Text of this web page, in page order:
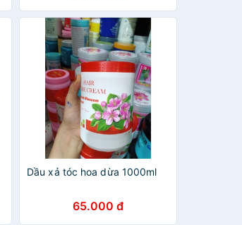
Dầu xả tóc hoa dừa 1000ml
65.000 đ